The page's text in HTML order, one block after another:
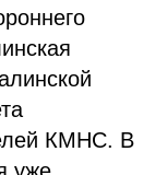
КМНС. В